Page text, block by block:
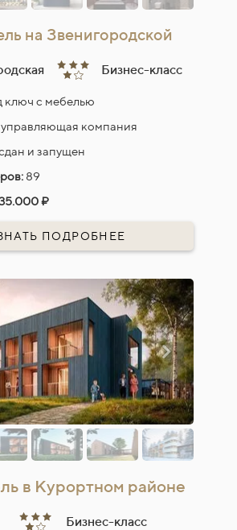
в Курортном районе
Бизнес-класс
на Звенигородской
Бизнес-класс
ключ с мебелью
управляющая компания
и запущен
89
₽
ПОДРОБНЕЕ